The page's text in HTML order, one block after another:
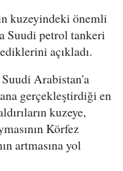
kuzeyindeki önemli
Suudi petrol tankeri
açıkladı.
Arabistan'a
gerçekleştirdiği en
kuzeye,
Körfez
artmasına yol